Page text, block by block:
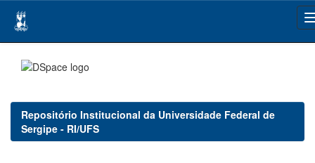
navigation
Repositório Institucional da Universidade Federal de
Sergipe - RI/UFS